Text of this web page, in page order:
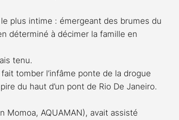
plus intime : émergeant des brumes du
déterminé à décimer la famille en
tenu.
tomber l’infâme ponte de la drogue
du haut d’un pont de Rio De Janeiro.
Momoa, AQUAMAN), avait assisté